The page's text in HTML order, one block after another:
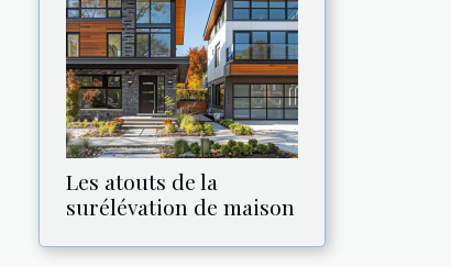
Les atouts de la
surélévation de maison